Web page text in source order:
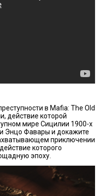
в Mafia: The Old
действие которой
мире Сицилии 1900-х
Энцо Фавары и докажите
приключении
которого
эпоху.